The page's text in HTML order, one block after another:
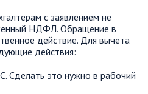
с заявлением не
НДФЛ. Обращение в
действие. Для вычета
действия:
Сделать это нужно в рабочий